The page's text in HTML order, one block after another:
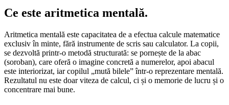
Ce este aritmetica mentală.
Aritmetica mentală este capacitatea de a efectua calcule matematice
exclusiv în minte, fără instrumente de scris sau calculator. La copii,
se dezvoltă printr-o metodă structurată: se pornește de la abac
(soroban), care oferă o imagine concretă a numerelor, apoi abacul
este interiorizat, iar copilul „mută bilele” într-o reprezentare mentală.
Rezultatul nu este doar viteza de calcul, ci și o memorie de lucru și o
concentrare mai bune.